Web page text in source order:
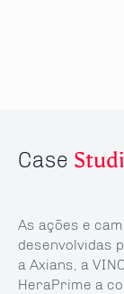
Case
As ações e
desenvolvidas
a Axians, a
HeraPrime a